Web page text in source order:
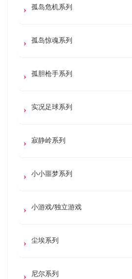
孤岛危机系列
孤岛惊魂系列
孤胆枪手系列
实况足球系列
寂静岭系列
小小噩梦系列
小游戏/独立游戏
尘埃系列
尼尔系列